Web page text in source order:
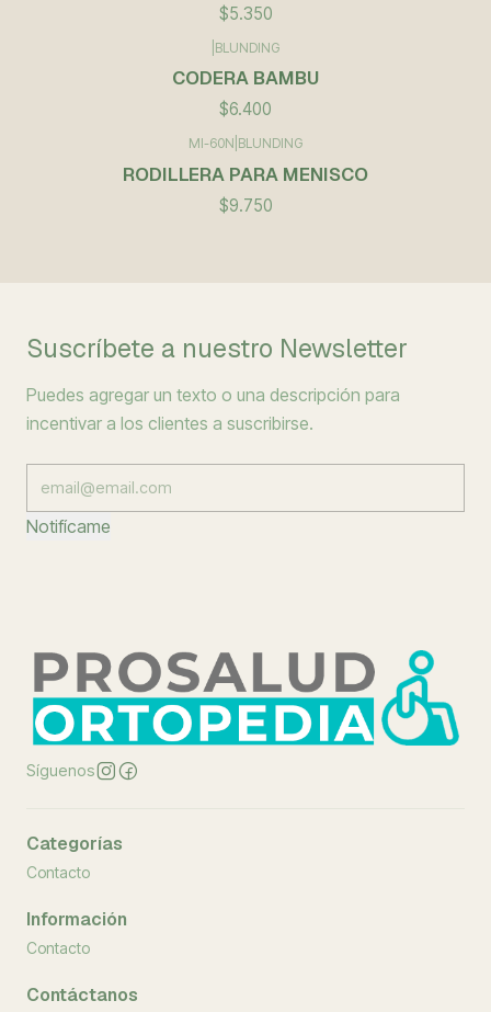
$5.350
BLUNDING
CODERA BAMBU
$6.400
MI-60N BLUNDING
RODILLERA PARA MENISCO
$9.750
Suscríbete a nuestro Newsletter
Puedes agregar un texto o una descripción para
incentivar a los clientes a suscribirse.
Notifícame
Síguenos
Categorías
Contacto
Información
Contacto
Contáctanos